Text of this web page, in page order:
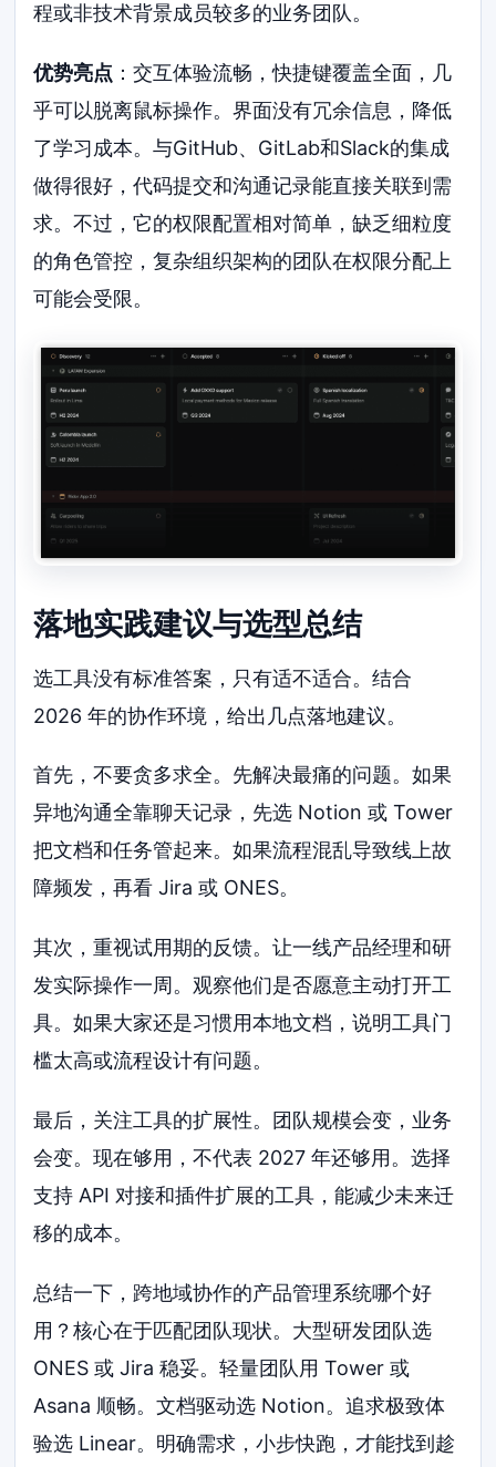
程或非技术背景成员较多的业务团队。
优势亮点 ：交互体验流畅，快捷键覆盖全面，几
乎可以脱离鼠标操作。界面没有冗余信息，降低
了学习成本。与GitHub、GitLab和Slack的集成
做得很好，代码提交和沟通记录能直接关联到需
求。不过，它的权限配置相对简单，缺乏细粒度
的角色管控，复杂组织架构的团队在权限分配上
可能会受限。
落地实践建议与选型总结
选工具没有标准答案，只有适不适合。结合
2026 年的协作环境，给出几点落地建议。
首先，不要贪多求全。先解决最痛的问题。如果
异地沟通全靠聊天记录，先选 Notion 或 Tower
把文档和任务管起来。如果流程混乱导致线上故
障频发，再看 Jira 或 ONES。
其次，重视试用期的反馈。让一线产品经理和研
发实际操作一周。观察他们是否愿意主动打开工
具。如果大家还是习惯用本地文档，说明工具门
槛太高或流程设计有问题。
最后，关注工具的扩展性。团队规模会变，业务
会变。现在够用，不代表 2027 年还够用。选择
支持 API 对接和插件扩展的工具，能减少未来迁
移的成本。
总结一下，跨地域协作的产品管理系统哪个好
用？核心在于匹配团队现状。大型研发团队选
ONES 或 Jira 稳妥。轻量团队用 Tower 或
Asana 顺畅。文档驱动选 Notion。追求极致体
验选 Linear。明确需求，小步快跑，才能找到趁